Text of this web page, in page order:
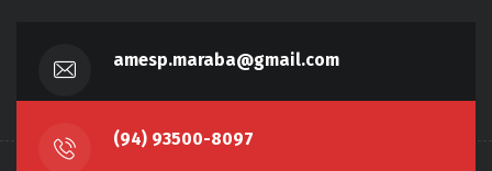
amesp.maraba@gmail.com
(94) 93500-8097